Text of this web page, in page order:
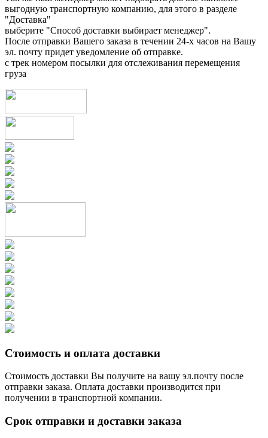
выгодную транспортную компанию, для этого в разделе
"Доставка"
выберите "Способ доставки выбирает менеджер".
После отправки Вашего заказа в течении 24-х часов на Вашу
эл. почту придет уведомление об отправке.
с трек номером посылки для отслеживания перемещения
груза
Стоимость и оплата доставки
Стоимость доставки Вы получите на вашу эл.почту после
отправки заказа. Оплата доставки производится при
получении в транспортной компании.
Срок отправки и доставки заказа